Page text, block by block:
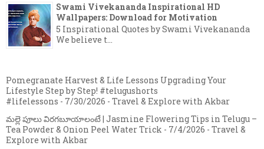
Swami Vivekananda Inspirational HD
Wallpapers: Download for Motivation
5 Inspirational Quotes by Swami Vivekananda
We believe t...
Pomegranate Harvest & Life Lessons Upgrading Your
Lifestyle Step by Step! #telugushorts
#lifelessons - 7/30/2026 - Travel & Explore with Akbar
మల్లె పూలు విరగబూయాలంటే | Jasmine Flowering Tips in Telugu –
Tea Powder & Onion Peel Water Trick - 7/4/2026 - Travel &
Explore with Akbar